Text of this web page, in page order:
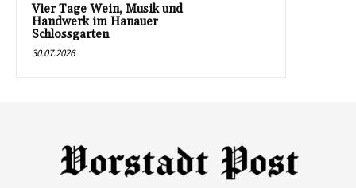
Vier Tage Wein, Musik und
Handwerk im Hanauer
Schlossgarten
30.07.2026